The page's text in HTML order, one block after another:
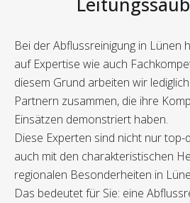
Bei der Abflussreinigung in Lünen
auf Expertise wie auch
diesem Grund arbeiten wir
Partnern zusammen, die ihre
Einsätzen demonstriert haben.
Diese Experten sind nicht nur
auch mit den charakteristischen
regionalen Besonderheiten in
Das bedeutet für Sie: eine